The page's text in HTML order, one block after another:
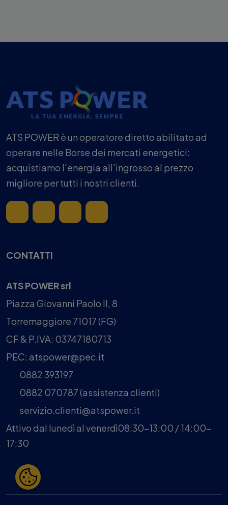
ATS POWER è un operatore diretto abilitato ad
operare nelle Borse dei mercati energetici:
acquistiamo l'energia all'ingrosso al prezzo
migliore per tutti i nostri clienti.
CONTATTI
ATS POWER srl
Piazza Giovanni Paolo II, 8
Torremaggiore 71017 (FG)
CF & P.IVA: 03747180713
PEC: atspower@pec.it
0882 393197
0882 070787 (assistenza clienti)
servizio.clienti@atspower.it
Attivo dal lunedì al venerdì08:30-13:00 / 14:00-
17:30